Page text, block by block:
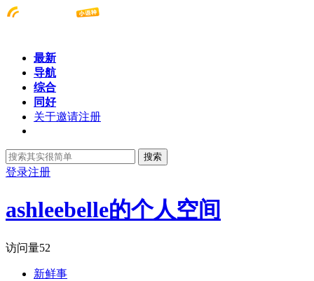
最新
导航
综合
同好
关于邀请注册
搜索
登录注册
ashleebelle的个人空间
访问量52
新鲜事